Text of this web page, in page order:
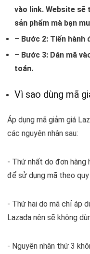
vào link. Website sẽ
sản phẩm mà bạn
– Bước 2: Tiến hành
– Bước 3: Dán mã
toán.
Vì sao dùng mã
Áp dụng mã giảm giá
các nguyên nhân sau:
- Thứ nhất do đơn hàng
để sử dụng mã theo quy
- Thứ hai do mã chỉ áp
Lazada nên sẽ không
- Nguyên nhân thứ 3